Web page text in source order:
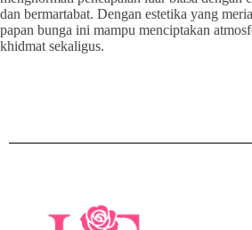
dan bermartabat. Dengan estetika yang
papan bunga ini mampu menciptakan
khidmat sekaligus.